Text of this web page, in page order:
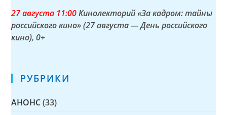
27 августа 11:00Кинолекторий «За кадром: тайны
российского кино» (27 августа — День российского
кино), 0+
РУБРИКИ
АНОНС (33)